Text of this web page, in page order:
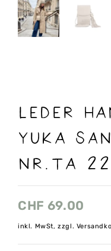
LEDER
YUKA
NR.TA
CHF 69.00
inkl. MwSt, zzgl.